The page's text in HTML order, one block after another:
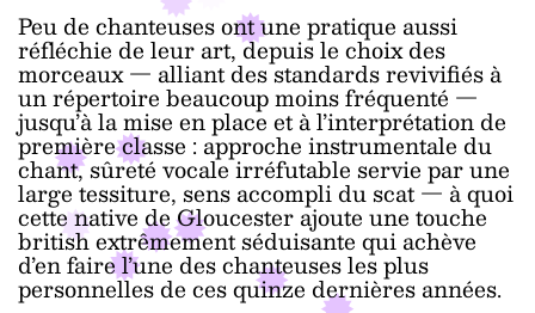
Peu de chanteuses ont une pratique aussi
réfléchie de leur art, depuis le choix des
morceaux — alliant des standards revivifiés à
un répertoire beaucoup moins fréquenté —
jusqu’à la mise en place et à l’interprétation de
première classe : approche instrumentale du
chant, sûreté vocale irréfutable servie par une
large tessiture, sens accompli du scat — à quoi
cette native de Gloucester ajoute une touche
british extrêmement séduisante qui achève
d’en faire l’une des chanteuses les plus
personnelles de ces quinze dernières années.